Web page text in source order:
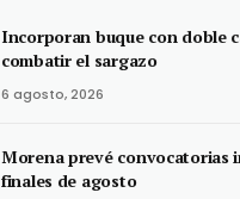
Incorporan buque con doble
combatir el sargazo
6 agosto, 2026
Morena prevé convocatorias
finales de agosto